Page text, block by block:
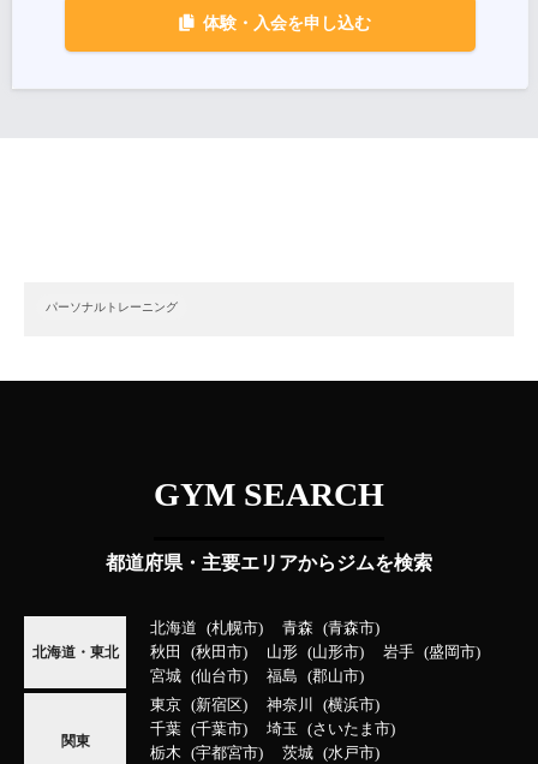
体験・入会を申し込む
パーソナルトレーニング
GYM SEARCH
都道府県・主要エリアからジムを検索
北海道・東北
北海道 札幌市 青森
青森市
秋田
秋田市 山形 山形市 岩手
盛岡市
宮城
仙台市 福島 郡山市
関東
東京 新宿区 神奈川
横浜市
千葉
千葉市 埼玉
さいたま市
栃木
宇都宮市 茨城
水戸市